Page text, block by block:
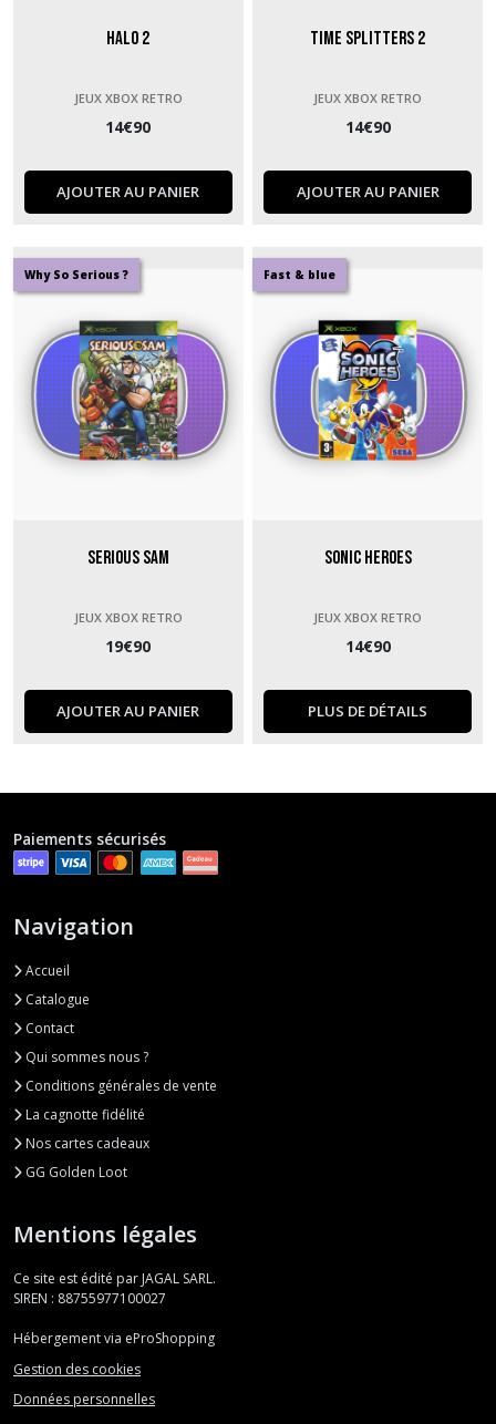
Halo 2
JEUX XBOX RETRO
14€90
AJOUTER AU PANIER
Time Splitters 2
JEUX XBOX RETRO
14€90
AJOUTER AU PANIER
Why So Serious ?
Serious Sam
JEUX XBOX RETRO
19€90
AJOUTER AU PANIER
Fast & blue
Sonic Heroes
JEUX XBOX RETRO
14€90
PLUS DE DÉTAILS
Paiements sécurisés
Navigation
Accueil
Catalogue
Contact
Qui sommes nous ?
Conditions générales de vente
La cagnotte fidélité
Nos cartes cadeaux
GG Golden Loot
Mentions légales
Ce site est édité par JAGAL SARL.
SIREN : 88755977100027
Hébergement via eProShopping
Gestion des cookies
Données personnelles